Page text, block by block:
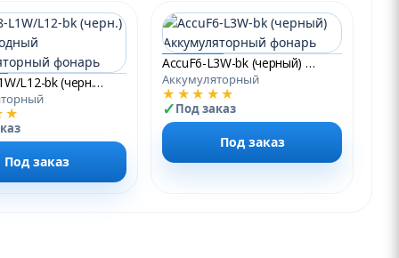
AccuF8-L1W/L12-bk (черн.) Cветодиодный аккумуляторный фонарь
Под заказ
AccuF6-L3W-bk (черный) Аккумуляторный фонарь
Аккумуляторный
★★★★★
Под заказ
Под заказ